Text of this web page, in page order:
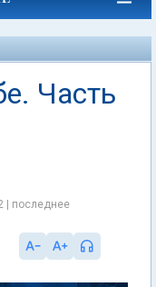
Часть
| последнее